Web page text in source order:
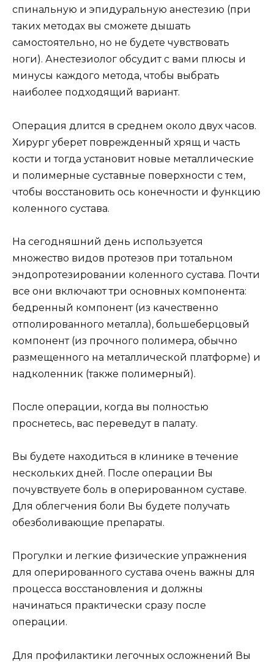
спинальную и эпидуральную анестезию (при
таких методах вы сможете дышать
самостоятельно, но не будете чувствовать
ноги). Анестезиолог обсудит с вами плюсы и
минусы каждого метода, чтобы выбрать
наиболее подходящий вариант.
Операция длится в среднем около двух часов.
Хирург уберет поврежденный хрящ и часть
кости и тогда установит новые металлические
и полимерные суставные поверхности с тем,
чтобы восстановить ось конечности и функцию
коленного сустава.
На сегодняшний день используется
множество видов протезов при тотальном
эндопротезировании коленного сустава. Почти
все они включают три основных компонента:
бедренный компонент (из качественно
отполированного металла), большеберцовый
компонент (из прочного полимера, обычно
размещенного на металлической платформе) и
надколенник (также полимерный).
После операции, когда вы полностью
проснетесь, вас переведут в палату.
Вы будете находиться в клинике в течение
нескольких дней. После операции Вы
почувствуете боль в оперированном суставе.
Для облегчения боли Вы будете получать
обезболивающие препараты.
Прогулки и легкие физические упражнения
для оперированного сустава очень важны для
процесса восстановления и должны
начинаться практически сразу после
операции.
Для профилактики легочных осложнений Вы